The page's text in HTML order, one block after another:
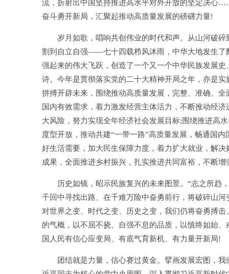
流，折射出中国坚持推进高水平对外开放的坚定决心
奋斗勇开新局，汇聚起推动高质量发展的磅礴力量!
岁月如歌，唱响共创伟业的时代和声。从山河破碎
割到自立自强——七十四载栉风沐雨，中华大地发生了
强起来的伟大飞跃，创造了一个又一个中华民族发展
诗。今年是贯彻落实党的二十大精神开局之年，亦是
拼搏开辟未来，围绕推动高质量发展，完整、准确、
国内有效需求，着力激发经营主体活力，不断推动经
大风险，努力实现全年经济社会发展目标;围绕推进高
度型开放，推动共建“一带一路”高质量发展，畅通国
好生活需要，加大民生保障力度，着力扩大就业，解
成果，全面推进乡村振兴，扎实推进共同富裕，不断
历史如镜，昭示民族复兴的未来图景。“志之所趋，
千回中寻找出路、在千难万险中奋勇前行，将破碎山
对世界之变、时代之变、历史之变，我们仍将奋勇搏
的气概，以不屈不挠、自强不息的品质，以慎终如始
国人民有信心应变局、有底气育新机、有力量开新局!
团结就是力量，信心赛过黄金。擘画发展宏图，我